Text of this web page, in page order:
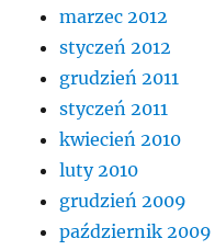
marzec 2012
styczeń 2012
grudzień 2011
styczeń 2011
kwiecień 2010
luty 2010
grudzień 2009
październik 2009